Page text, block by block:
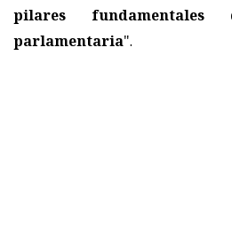
pilares
parlamentaria".